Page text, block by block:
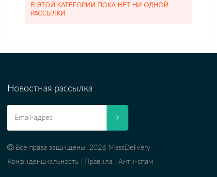
В ЭТОЙ КАТЕГОРИИ ПОКА НЕТ НИ ОДНОЙ
РАССЫЛКИ
Новостная рассылка
Все права защищены. 2026 MassDelivery
Конфиденциальность
Правила Анти-спам